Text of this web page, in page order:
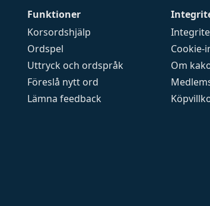
Funktioner
Korsordshjälp
Ordspel
Uttryck och ordspråk
Föreslå nytt ord
Lämna feedback
Cookie-
Om